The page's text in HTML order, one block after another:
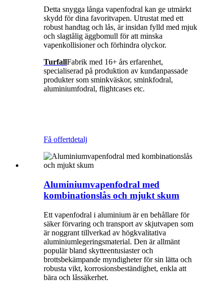
Detta snygga långa vapenfodral kan ge utmärkt
skydd för dina favoritvapen. Utrustat med ett
robust handtag och lås, är insidan fylld med mjuk
och slagtålig äggbomull för att minska
vapenkollisioner och förhindra olyckor.
TurfallFabrik med 16+ års erfarenhet,
specialiserad på produktion av kundanpassade
produkter som sminkväskor, sminkfodral,
aluminiumfodral, flightcases etc.
Få offertdetalj
Aluminiumvapenfodral med
kombinationslås och mjukt skum
Ett vapenfodral i aluminium är en behållare för
säker förvaring och transport av skjutvapen som
är noggrant tillverkad av högkvalitativa
aluminiumlegeringsmaterial. Den är allmänt
populär bland skytteentusiaster och
brottsbekämpande myndigheter för sin lätta och
robusta vikt, korrosionsbeständighet, enkla att
bära och låssäkerhet.